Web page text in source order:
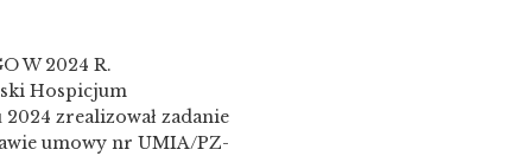
W 2024 R.
Hospicjum
zrealizował zadanie
umowy nr UMIA/PZ-